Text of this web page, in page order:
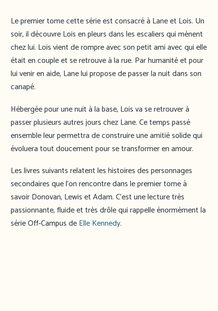
Le premier tome cette série est consacré à Lane et Lois. Un
soir, il découvre Lois en pleurs dans les escaliers qui mènent
chez lui. Lois vient de rompre avec son petit ami avec qui elle
était en couple et se retrouve à la rue. Par humanité et pour
lui venir en aide, Lane lui propose de passer la nuit dans son
canapé.
Hébergée pour une nuit à la base, Lois va se retrouver à
passer plusieurs autres jours chez Lane. Ce temps passé
ensemble leur permettra de construire une amitié solide qui
évoluera tout doucement pour se transformer en amour.
Les livres suivants relatent les histoires des personnages
secondaires que l’on rencontre dans le premier tome à
savoir Donovan, Lewis et Adam. C’est une lecture très
passionnante, fluide et très drôle qui rappelle énormément la
série Off-Campus deElle Kennedy.